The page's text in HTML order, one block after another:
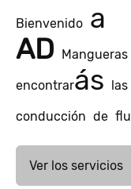
Bienvenido a
AD Mangueras
encontrarás las
conducción de
Ver los servicios